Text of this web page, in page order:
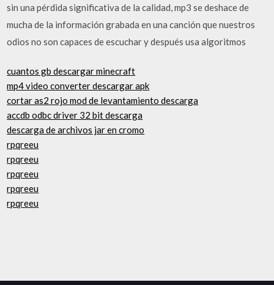
sin una pérdida significativa de la calidad, mp3 se deshace de
mucha de la información grabada en una canción que nuestros
odios no son capaces de escuchar y después usa algoritmos
cuantos gb descargar minecraft
mp4 video converter descargar apk
cortar as2 rojo mod de levantamiento descarga
accdb odbc driver 32 bit descarga
descarga de archivos jar en cromo
rpqreeu
rpqreeu
rpqreeu
rpqreeu
rpqreeu